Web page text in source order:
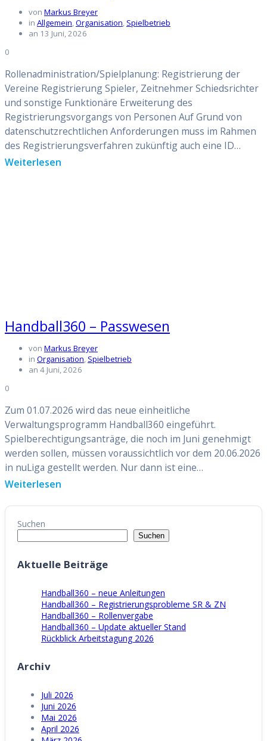
von Markus Breyer
in Allgemein Organisation Spielbetrieb
an 13 Juni, 2026
0
Rollenadministration/Spielplanung: Registrierung der
Vereine Registrierung Spieler, Zeitnehmer Schiedsrichter
und sonstige Funktionäre Erweiterung des
Registrierungsvorgangs von Personen Auf Grund von
datenschutzrechtlichen Anforderungen muss im Rahmen
des Registrierungsverfahren zukünftig auch eine ID…
Weiterlesen
Handball360 – Passwesen
von Markus Breyer
in Organisation, Spielbetrieb
an 4 Juni, 2026
0
Zum 01.07.2026 wird das neue einheitliche
Verwaltungsprogramm Handball360 eingeführt.
Spielberechtigungsanträge, die noch im Juni genehmigt
werden sollen, müssen voraussichtlich vor dem 20.06.2026
in nuLiga gestellt werden. Nur dann ist eine…
Weiterlesen
Suchen
Suchen
Aktuelle Beiträge
Handball360 – neue Anleitungen
Handball360 – Registrierungsprobleme SR & ZN
Handball360 – Rollenvergabe
Handball360 – Update aktueller Stand
Rückblick Arbeitstagung 2026
Archiv
Juli 2026
Juni 2026
Mai 2026
April 2026